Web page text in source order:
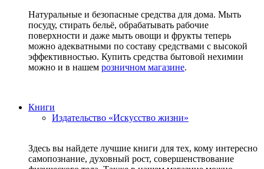
Натуральные и безопасные средства для дома. Мыть
посуду, стирать бельё, обрабатывать рабочие
поверхности и даже мыть овощи и фрукты теперь
можно адекватными по составу средствами с высокой
эффективностью. Купить средства бытовой нехимии
можно и в нашем розничном магазине.
Книги
Издательство «Искусство жизни»
Здесь вы найдете лучшие книги для тех, кому интересно
самопознание, духовный рост, совершенствование